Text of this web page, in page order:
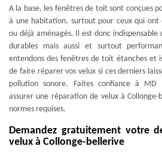
A la base, les fenêtres de toit sont conçues
à une habitation, surtout pour ceux qui ont
ou déjà aménagés. Il est donc indispensable
durables mais aussi et surtout
entendons des fenêtres de toit étanches et
de faire réparer vos velux si ces derniers
pollution sonore. Faites confiance à MD
assurer une réparation de velux à
normes requises.
Demandez gratuitement votre
velux à Collonge-bellerive